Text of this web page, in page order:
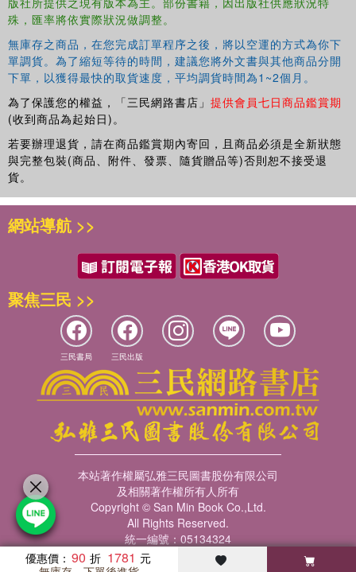
殊，匯率將依實際狀況做調整。
無庫存之商品，在您完成訂單程序之後，將以空運的方式為你下
單調貨。為了縮短等待的時間，建議您將外文書與其他商品分開
下單，以獲得最快的取貨速度，平均調貨時間為1~2個月。
為了保護您的權益，「三民網路書店」 提供會員七日商品鑑賞期
(收到商品為起始日)。
若要辦理退貨，請在商品鑑賞期內寄回，且商品必須是全新狀態
與完整包裝(商品、附件、發票、隨貨贈品等)否則恕不接受退
貨。
優惠價： 90 1781
網站導航 >>
聚焦三民 >>
三民書局 三民出版
本站著作權屬弘雅三民圖書股份有限公司
及相關著作權所有人所有
Copyright © San Min Book Co.,Ltd.
All Rights Reserved.
統一編號：05134324